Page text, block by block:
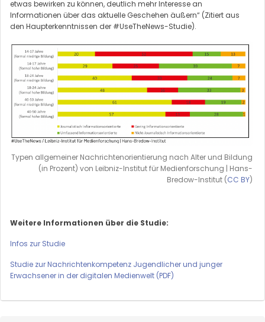
etwas bewirken zu können, deutlich mehr Interesse an
Informationen über das aktuelle Geschehen äußern“ (Zitiert aus
den Haupterkenntnissen der #UseTheNews-Studie).
Typen allgemeiner Nachrichtenorientierung nach Alter und Bildung
(in Prozent) von Leibniz-Institut für Medienforschung | Hans-
Bredow-Institut (CC BY)
Weitere Informationen über die Studie:
Infos zur Studie
Studie zur Nachrichtenkompetenz Jugendlicher und junger
Erwachsener in der digitalen Medienwelt (PDF)